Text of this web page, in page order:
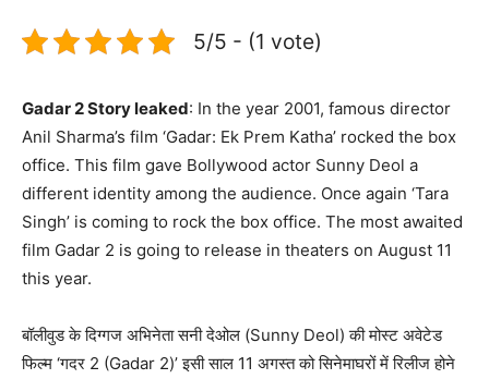
5/5 - (1 vote)
Gadar 2 Story leaked: In the year 2001, famous director
Anil Sharma’s film ‘Gadar: Ek Prem Katha’ rocked the box
office. This film gave Bollywood actor Sunny Deol a
different identity among the audience. Once again ‘Tara
Singh’ is coming to rock the box office. The most awaited
film Gadar 2 is going to release in theaters on August 11
this year.
बॉलीवुड के दिग्गज अभिनेता सनी देओल (Sunny Deol) की मोस्ट अवेटेड
फिल्म ‘गदर 2 (Gadar 2)’ इसी साल 11 अगस्त को सिनेमाघरों में रिलीज होने